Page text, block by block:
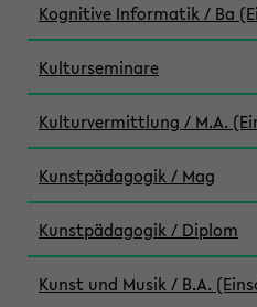
Kognitive Informatik / Ba
Kulturseminare
Kulturvermittlung / M.A.
Kunstpädagogik / Mag
Kunstpädagogik / Diplom
Kunst und Musik / B.A.